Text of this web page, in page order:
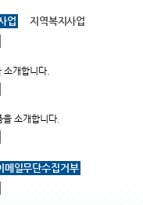
업 지역복지사업
개합니다.
소개합니다.
메일무단수집거부